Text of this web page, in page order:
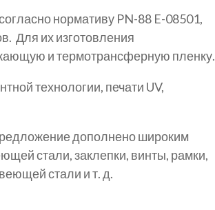
нормативу PN-88 E-08501,
Для их изготовления
и термотрансферную пленку.
технологии, печати UV,
дополнено широким
стали, заклепки, винты, рамки,
стали и т. д.